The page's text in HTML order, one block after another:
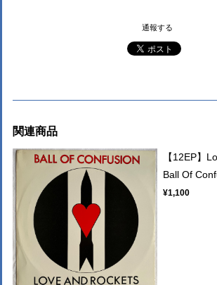
通報する
関連商品
【12EP】
Ball Of
¥1,100